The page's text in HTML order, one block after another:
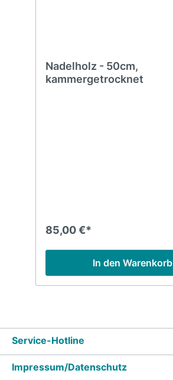
Nadelholz - 50cm,
kammergetrocknet
85,00 €*
In den Warenkorb
Service-Hotline
Impressum/Datenschutz